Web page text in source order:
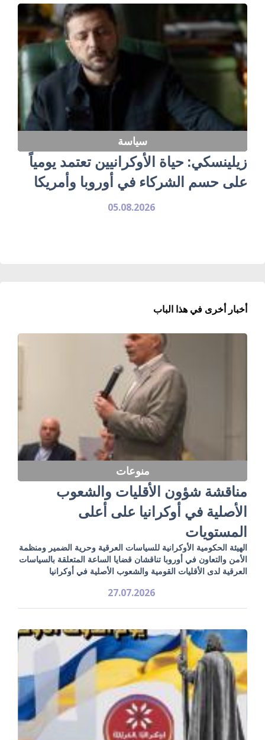
سياسة
زيلينسكي: حياة الأوكرانيين تعتمد يومياً
على حسم الشركاء في أوروبا وأمريكا
05.08.2026
أخبار أخرى في هذا الباب
منوعات
مناقشة شؤون الأقليات والشعوب
الأصلية في أوكرانيا على أعلى
المستويات
الهيئة الحكومية الأوكرانية للسياسات العرقية وحرية الضمير ومنظمة
الأمن والتعاون في أوروبا تناقشان قضايا الساعة المتعلقة بالسياسات
العرقية لدى الأقليات القومية والشعوب الأصلية في أوكرانيا
27.07.2026